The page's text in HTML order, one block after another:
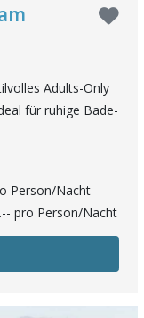
Adults-Only
für ruhige Bade-
Person/Nacht
pro Person/Nacht